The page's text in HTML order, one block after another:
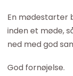
En mødestarter
inden et møde,
ned med god
God fornøjelse.